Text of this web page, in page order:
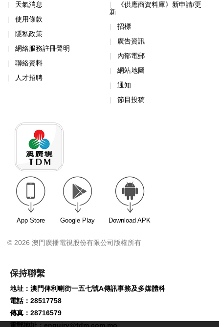
天氣消息
使用條款
隱私政策
網絡服務註冊聲明
聯絡資料
人才招聘
《供應商資料庫》新申請/更
新
招標
廣告資訊
內部電郵
網站地圖
通知
節目投稿
App Store Google Play Download APK
© 2026 澳門廣播電視股份有限公司版權所有
保持聯繫
地址：澳門俾利喇街一五七號A傳訊事務及多媒體科
電話：28517758
傳真：28716579
電郵地址： enquiry@tdm.com.mo